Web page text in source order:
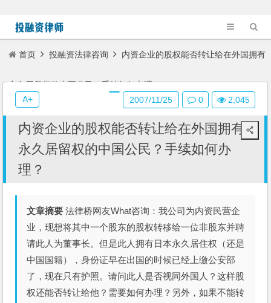
首页 投融资法律咨询 内资企业的股权能否转让给在外国拥有
永久居留权的中国公民？手续如何办理？
内资企业的股权能否转让给在外国拥有
永久居留权的中国公民？手续如何办
理？
文章摘要 法律桥网友What咨询：我公司为内资民营企
业，现想将其中一个股东的股权转移给一位非股东并聘
请此人为董事长。但是此人拥有日本永久居住权（还是
中国国籍），身份证早在出国的时候已经上缴公安部
了，现在只有护照。请问此人是否视同外国人？这样股
权还能否转让给他？需要如何办理？另外，如果不能转
2007/11/25 0 2,045
A+